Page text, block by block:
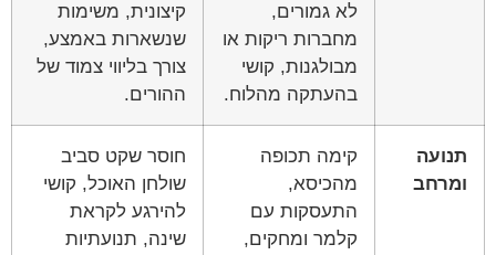
לא גמורים,
מחברות ריקות או
מבולגנות, קושי
בהעתקה מהלוח.
קיצונית, משימות
שנשארות באמצע,
צורך בליווי צמוד של
ההורים.
תנועה
ומרחב
קימה תכופה
מהכיסא,
התעסקות עם
קלמר ומחקים,
חוסר שקט סביב
שולחן האוכל, קושי
להירגע לקראת
שינה, תנועתיות